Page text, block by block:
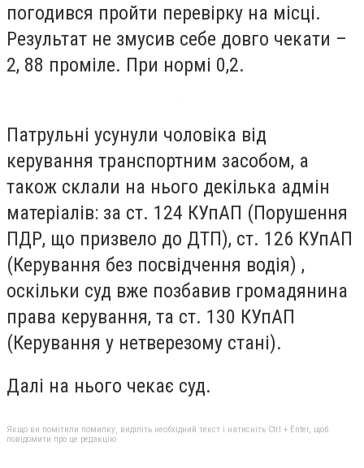
погодився пройти перевірку на місці.
Результат не змусив себе довго чекати –
2, 88 проміле. При нормі 0,2.
Патрульні усунули чоловіка від
керування транспортним засобом, а
також склали на нього декілька адмін
матеріалів: за ст. 124 КУпАП (Порушення
ПДР, що призвело до ДТП), ст. 126 КУпАП
(Керування без посвідчення водія) ,
оскільки суд вже позбавив громадянина
права керування, та ст. 130 КУпАП
(Керування у нетверезому стані).
Далі на нього чекає суд.
Якщо ви помітили помилку, виділіть необхідний текст і натисніть Ctrl + Enter, щоб
повідомити про це редакцію